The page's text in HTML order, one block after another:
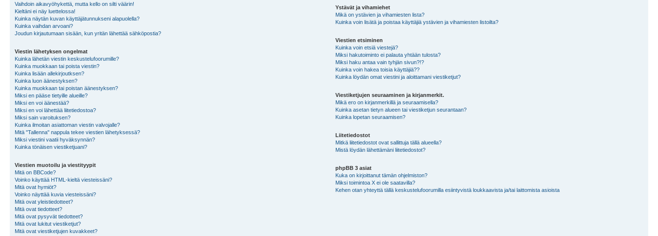
Vaihdoin aikavyöhykettä, mutta kello on silti väärin!
Kieltäni ei näy luettelossa!
Kuinka näytän kuvan käyttäjätunnukseni alapuolella?
Kuinka vaihdan arvoani?
Joudun kirjautumaan sisään, kun yritän lähettää sähköpostia?
Viestin lähetyksen ongelmat
Kuinka lähetän viestin keskustelufoorumille?
Kuinka muokkaan tai poista viestin?
Kuinka lisään allekirjoutksen?
Kuinka luon äänestyksen?
Kuinka muokkaan tai poistan äänestyksen?
Miksi en pääse tietyille alueille?
Miksi en voi äänestää?
Miksi en voi lähettää liitetiedostoa?
Miksi sain varoituksen?
Kuinka ilmoitan asiattoman viestin valvojalle?
Mitä "Tallenna" nappula tekee viestien lähetyksessä?
Miksi viestini vaatii hyväksynnän?
Kuinka tönäisen viestiketjuani?
Viestien muotoilu ja viestityypit
Mitä on BBCode?
Voinko käyttää HTML-kieltä viesteissäni?
Mitä ovat hymiöt?
Voinko näyttää kuvia viesteissäni?
Mitä ovat yleistiedotteet?
Mitä ovat tiedotteet?
Mitä ovat pysyvät tiedotteet?
Mitä ovat lukitut viestiketjut?
Mitä ovat viestiketjujen kuvakkeet?
Ystävät ja vihamiehet
Mikä on ystävien ja vihamiesten lista?
Kuinka voin lisätä ja poistaa käyttäjiä ystävien ja vihamiesten listoilta?
Viestien etsiminen
Kuinka voin etsiä viestejä?
Miksi hakutoiminto ei palauta yhtään tulosta?
Miksi haku antaa vain tyhjän sivun?!?
Kuinka voin hakea toisia käyttäjiä??
Kuinka löydän omat viestini ja aloittamani viestiketjut?
Viestiketjujen seuraaminen ja kirjanmerkit.
Mikä ero on kirjanmerkillä ja seuraamisella?
Kuinka asetan tietyn alueen tai viestiketjun seurantaan?
Kuinka lopetan seuraamisen?
Liitetiedostot
Mitkä liitetiedostot ovat sallittuja tällä alueella?
Mistä löydän lähettämäni liitetiedostot?
phpBB 3 asiat
Kuka on kirjoittanut tämän ohjelmiston?
Miksi toimintoa X ei ole saatavilla?
Kehen otan yhteyttä tällä keskustelufoorumilla esiintyvistä loukkaavista ja/tai laittomista asioista